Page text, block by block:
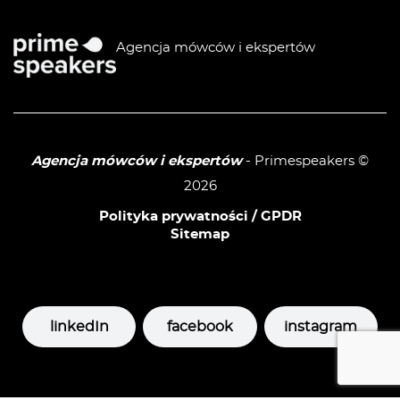
Agencja mówców i ekspertów
Agencja mówców i ekspertów- Primespeakers ©
2026
Polityka prywatności / GPDR
Sitemap
linkedIn facebook instagram